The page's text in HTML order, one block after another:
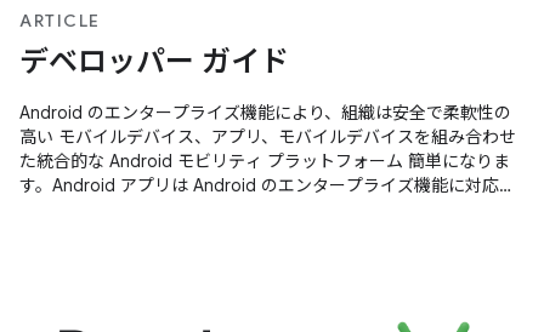
ARTICLE
デベロッパー ガイド
Android のエンタープライズ機能により、組織は安全で柔軟性の
高い モバイルデバイス、アプリ、モバイルデバイスを組み合わせ
た統合的な Android モビリティ プラットフォーム 簡単になりま
す。Android アプリは Android のエンタープライズ機能に対応し